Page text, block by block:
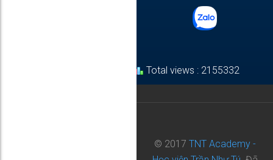
Total views : 2155332
© 2017 TNT Academy -